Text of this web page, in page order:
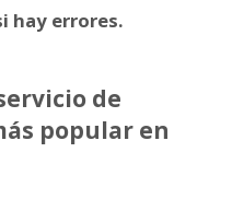
hay errores.
de
popular en